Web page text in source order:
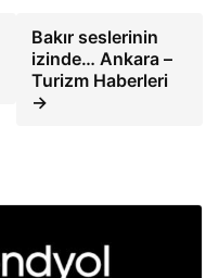
Bakır seslerinin
izinde… Ankara –
Turizm Haberleri
→